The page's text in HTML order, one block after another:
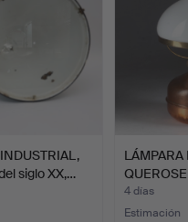
siglo XX,…
LÁMPARA
segunda
4 días
Estimación